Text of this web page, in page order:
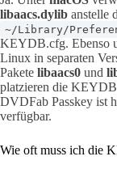
libaacs.dylib anstelle
~/Library/
KEYDB.cfg. Ebenso
Linux in separaten
Pakete libaacs0 und
platzieren die
DVDFab Passkey ist
verfügbar.
Wie oft muss ich die